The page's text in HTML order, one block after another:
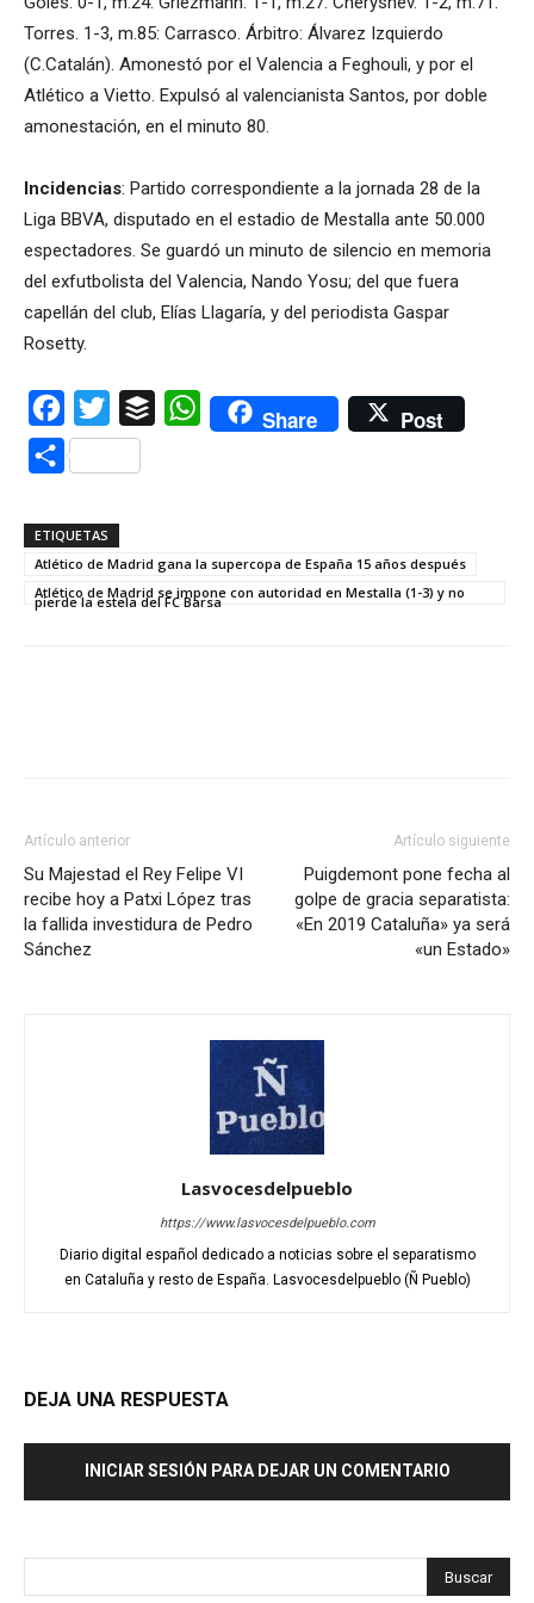
Torres. 1-3, m.85: Carrasco. Árbitro: Álvarez Izquierdo
(C.Catalán). Amonestó por el Valencia a Feghouli, y por el
Atlético a Vietto. Expulsó al valencianista Santos, por doble
amonestación, en el minuto 80.
Incidencias: Partido correspondiente a la jornada 28 de la
Liga BBVA, disputado en el estadio de Mestalla ante 50.000
espectadores. Se guardó un minuto de silencio en memoria
del exfutbolista del Valencia, Nando Yosu; del que fuera
capellán del club, Elías Llagaría, y del periodista Gaspar
Rosetty.
Facebook
Twitter Buffer WhatsAppShare Post
Compartir
ETIQUETAS
Atlético de Madrid gana la supercopa de España 15 años después
Atlético de Madrid se impone con autoridad en Mestalla (1-3) y no
pierde la estela del FC Barsa
Artículo anterior
Su Majestad el Rey Felipe VI
recibe hoy a Patxi López tras
la fallida investidura de Pedro
Sánchez
Artículo siguiente
Puigdemont pone fecha al
golpe de gracia separatista:
«En 2019 Cataluña» ya será
«un Estado»
Lasvocesdelpueblo
https://www.lasvocesdelpueblo.com
Diario digital español dedicado a noticias sobre el separatismo
en Cataluña y resto de España. Lasvocesdelpueblo (Ñ Pueblo)
DEJA UNA RESPUESTA
INICIAR SESIÓN PARA DEJAR UN COMENTARIO